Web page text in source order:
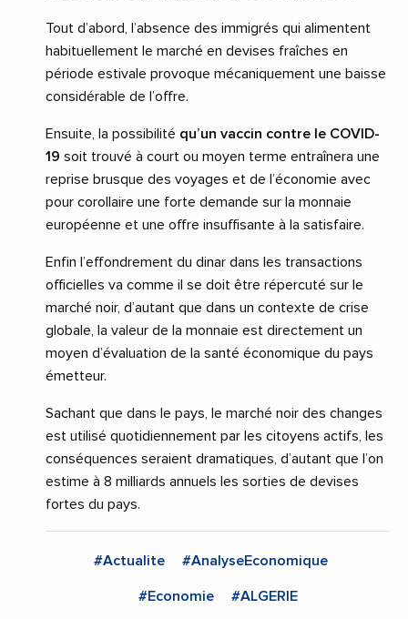
Tout d’abord, l’absence des immigrés qui alimentent
habituellement le marché en devises fraîches en
période estivale provoque mécaniquement une baisse
considérable de l’offre.
Ensuite, la possibilité qu’un vaccin contre le COVID-
19 soit trouvé à court ou moyen terme entraînera une
reprise brusque des voyages et de l’économie avec
pour corollaire une forte demande sur la monnaie
européenne et une offre insuffisante à la satisfaire.
Enfin l’effondrement du dinar dans les transactions
officielles va comme il se doit être répercuté sur le
marché noir, d’autant que dans un contexte de crise
globale, la valeur de la monnaie est directement un
moyen d’évaluation de la santé économique du pays
émetteur.
Sachant que dans le pays, le marché noir des changes
est utilisé quotidiennement par les citoyens actifs, les
conséquences seraient dramatiques, d’autant que l’on
estime à 8 milliards annuels les sorties de devises
fortes du pays.
#Actualite #AnalyseEconomique
#Economie #ALGERIE